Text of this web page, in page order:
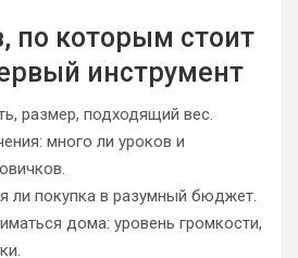
по которым стоит
инструмент
размер, подходящий вес.
много ли уроков и
ли покупка в разумный бюджет.
дома: уровень громкости,